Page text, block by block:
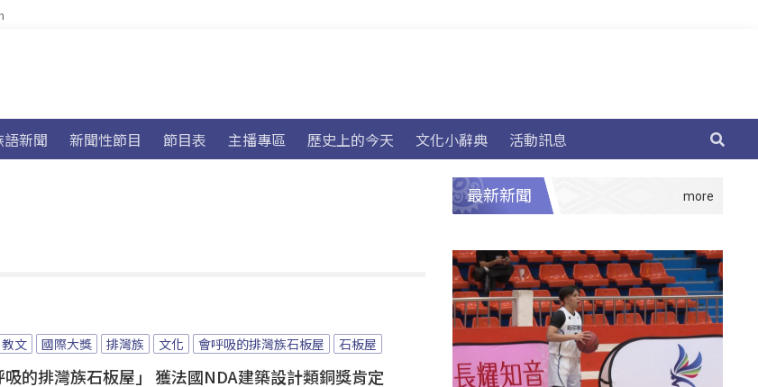
語新聞 新聞性節目 節目表 主播專區 歷史上的今天 文化小辭典 活動訊息
教文 國際大獎 排灣族 文化 會呼吸的排灣族石板屋 石板屋
吸的排灣族石板屋」 獲法國NDA建築設計類銅獎肯定
最新新聞